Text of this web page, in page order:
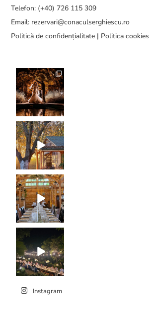
Telefon: (+40) 726 115 309
Email: rezervari@conaculserghiescu.ro
Politică de confidențialitate | Politica cookies
Instagram